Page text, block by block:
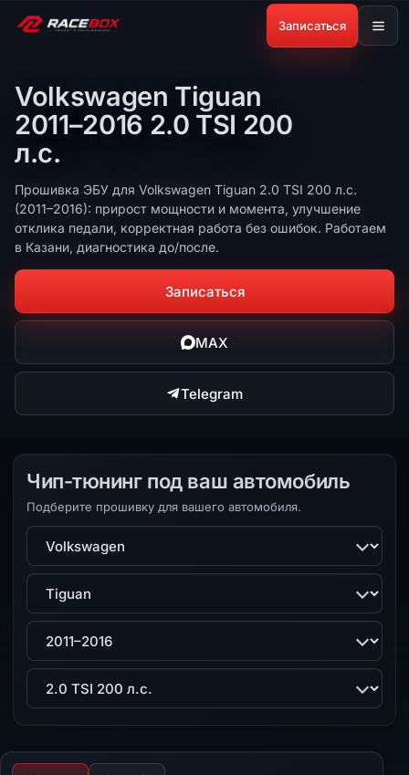
Записаться
Volkswagen Tiguan
2011–2016 2.0 TSI 200
л.с.
Прошивка ЭБУ для Volkswagen Tiguan 2.0 TSI 200 л.с.
(2011–2016): прирост мощности и момента, улучшение
отклика педали, корректная работа без ошибок. Работаем
в Казани, диагностика до/после.
Записаться
MAX
Telegram
Чип-тюнинг под ваш автомобиль
Подберите прошивку для вашего автомобиля.
Марка
Модель
Поколение
Двигатель